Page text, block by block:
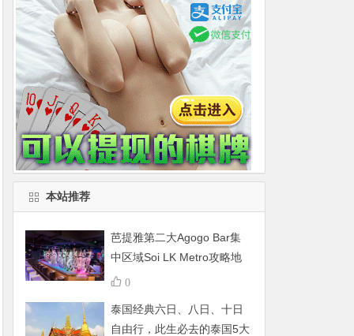
本站推荐
芭提雅第二大Agogo Bar集
中区域Soi LK Metro攻略地
图 0
泰国经典六日、八日、十日
自由行，此生必去的泰国5大